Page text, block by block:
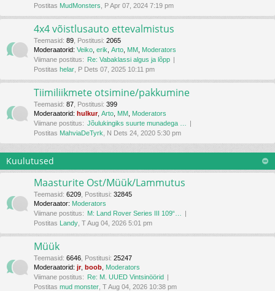
Postitas MudMonsters , P Apr 07, 2024 7:19 pm
4x4 võistlusauto ettevalmistus
Teemasid: 89 Postitusi: 2065
Moderaatorid: Veiko erik Arto MM Moderators
Viimane postitus: Re: Vabaklassi algus ja lõpp
Postitas helar , P Dets 07, 2025 10:11 pm
Tiimiliikmete otsimine/pakkumine
Teemasid: 87 Postitusi: 399
Moderaatorid: hulkur, Arto MM Moderators
Viimane postitus: Jõulukingiks suurte munadega …
Postitas MahviaDeTyrk , N Dets 24, 2020 5:30 pm
Kuulutused
Maasturite Ost/Müük/Lammutus
Teemasid: 6209 Postitusi: 32845
Moderaator: Moderators
Viimane postitus: M: Land Rover Series III 109“…
Postitas Landy , T Aug 04, 2026 5:01 pm
Müük
Teemasid: 6646 Postitusi: 25247
Moderaatorid: jr, boob Moderators
Viimane postitus: Re: M. UUED Vintsinöörid
Postitas mud monster , T Aug 04, 2026 10:38 pm